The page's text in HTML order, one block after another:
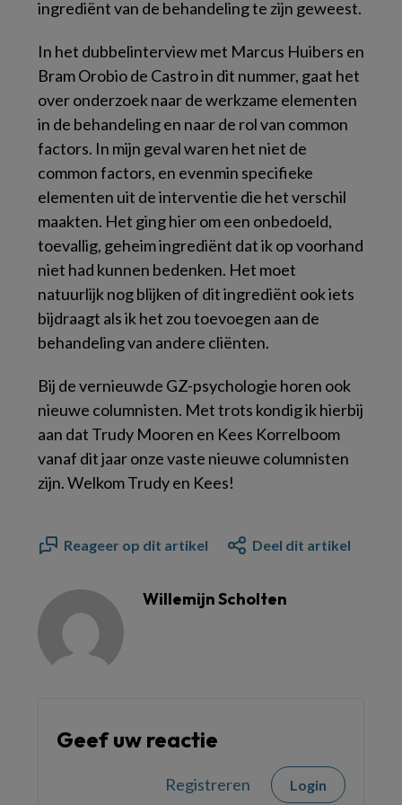
ingrediënt van de behandeling te zijn geweest.
In het dubbelinterview met Marcus Huibers en
Bram Orobio de Castro in dit nummer, gaat het
over onderzoek naar de werkzame elementen
in de behandeling en naar de rol van common
factors. In mijn geval waren het niet de
common factors, en evenmin specifieke
elementen uit de interventie die het verschil
maakten. Het ging hier om een onbedoeld,
toevallig, geheim ingrediënt dat ik op voorhand
niet had kunnen bedenken. Het moet
natuurlijk nog blijken of dit ingrediënt ook iets
bijdraagt als ik het zou toevoegen aan de
behandeling van andere cliënten.
Bij de vernieuwde GZ-psychologie horen ook
nieuwe columnisten. Met trots kondig ik hierbij
aan dat Trudy Mooren en Kees Korrelboom
vanaf dit jaar onze vaste nieuwe columnisten
zijn. Welkom Trudy en Kees!
Reageer op dit artikel Deel dit artikel
Willemijn Scholten
Geef uw reactie
Registreren Login